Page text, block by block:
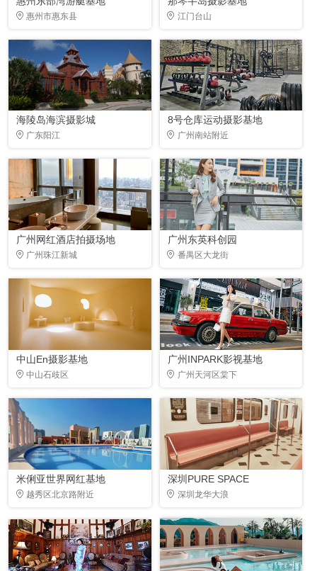
惠州市惠东县 江门台山
海陵岛海滨摄影城
广东阳江
8号仓库运动摄影基地
广州南站附近
广州网红酒店拍摄场地
广州珠江新城
广州东英科创园
番禺区大龙街
中山En摄影基地
中山石歧区
广州INPARK影视基地
广州天河区棠下
米俐亚世界网红基地
越秀区北京路附近
深圳PURE SPACE
深圳龙华大浪